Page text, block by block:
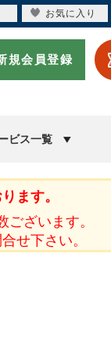
規会員登録
ビス一覧
ます。
ざいます。
せ下さい。
お気に入り